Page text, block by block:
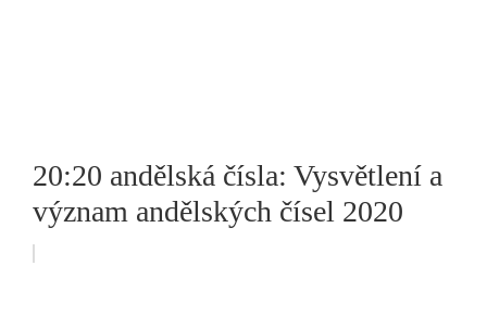
20:20 andělská čísla: Vysvětlení a
význam andělských čísel 2020